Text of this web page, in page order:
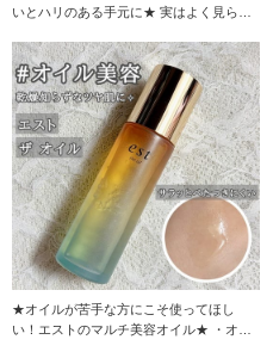
いとハリのある手元に★ 実はよく見られ
★オイルが苦手な方にこそ使ってほし
い！エストのマルチ美容オイル★ ・オイ